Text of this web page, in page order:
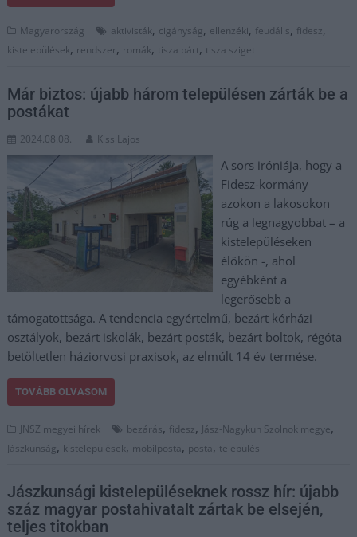
Magyarország aktivisták, cigányság, ellenzéki, feudális, fidesz,
kistelepülések, rendszer, romák, tisza párt, tisza sziget
Már biztos: újabb három településen zárták be a
postákat
2024.08.08. Kiss Lajos
A sors iróniája, hogy a
Fidesz-kormány
azokon a lakosokon
rúg a legnagyobbat – a
kistelepüléseken
élőkön -, ahol
egyébként a
legerősebb a
támogatottsága. A tendencia egyértelmű, bezárt kórházi
osztályok, bezárt iskolák, bezárt posták, bezárt boltok, régóta
betöltetlen háziorvosi praxisok, az elmúlt 14 év termése.
TOVÁBB OLVASOM
JNSZ megyei hírek bezárás, fidesz, Jász-Nagykun Szolnok megye,
Jászkunság, kistelepülések, mobilposta, posta, település
Jászkunsági kistelepüléseknek rossz hír: újabb
száz magyar postahivatalt zártak be elsején,
teljes titokban